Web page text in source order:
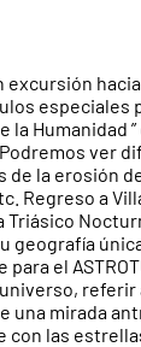
excursión
especiales
la Humanidad
ver
la erosión
Regreso a
Triásico
geografía
el
referir
una mirada
con las